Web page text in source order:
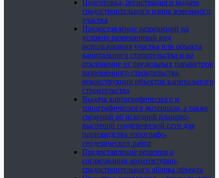
Подготовка, регистрация и выдача
градостроительного плана земельного
участка
Предоставление разрешений на
условно разрешенный вид
использования участка или объекта
капитального строительства и на
отклонение от предельных параметров
разрешенного строительства,
реконструкции объектов капитального
строительства
Выдача картографического и
топографического материала, а также
сведений об исходной планово-
высотной геодезической сети для
производства топографо-
геодезических работ
Предоставление решения о
согласовании архитектурно-
градостроительного облика объекта